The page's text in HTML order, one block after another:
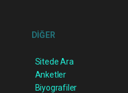
DİĞER
Sitede Ara
Anketler
Biyografiler